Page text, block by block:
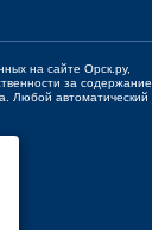
на сайте Орск.ру,
за содержание
Любой автоматический